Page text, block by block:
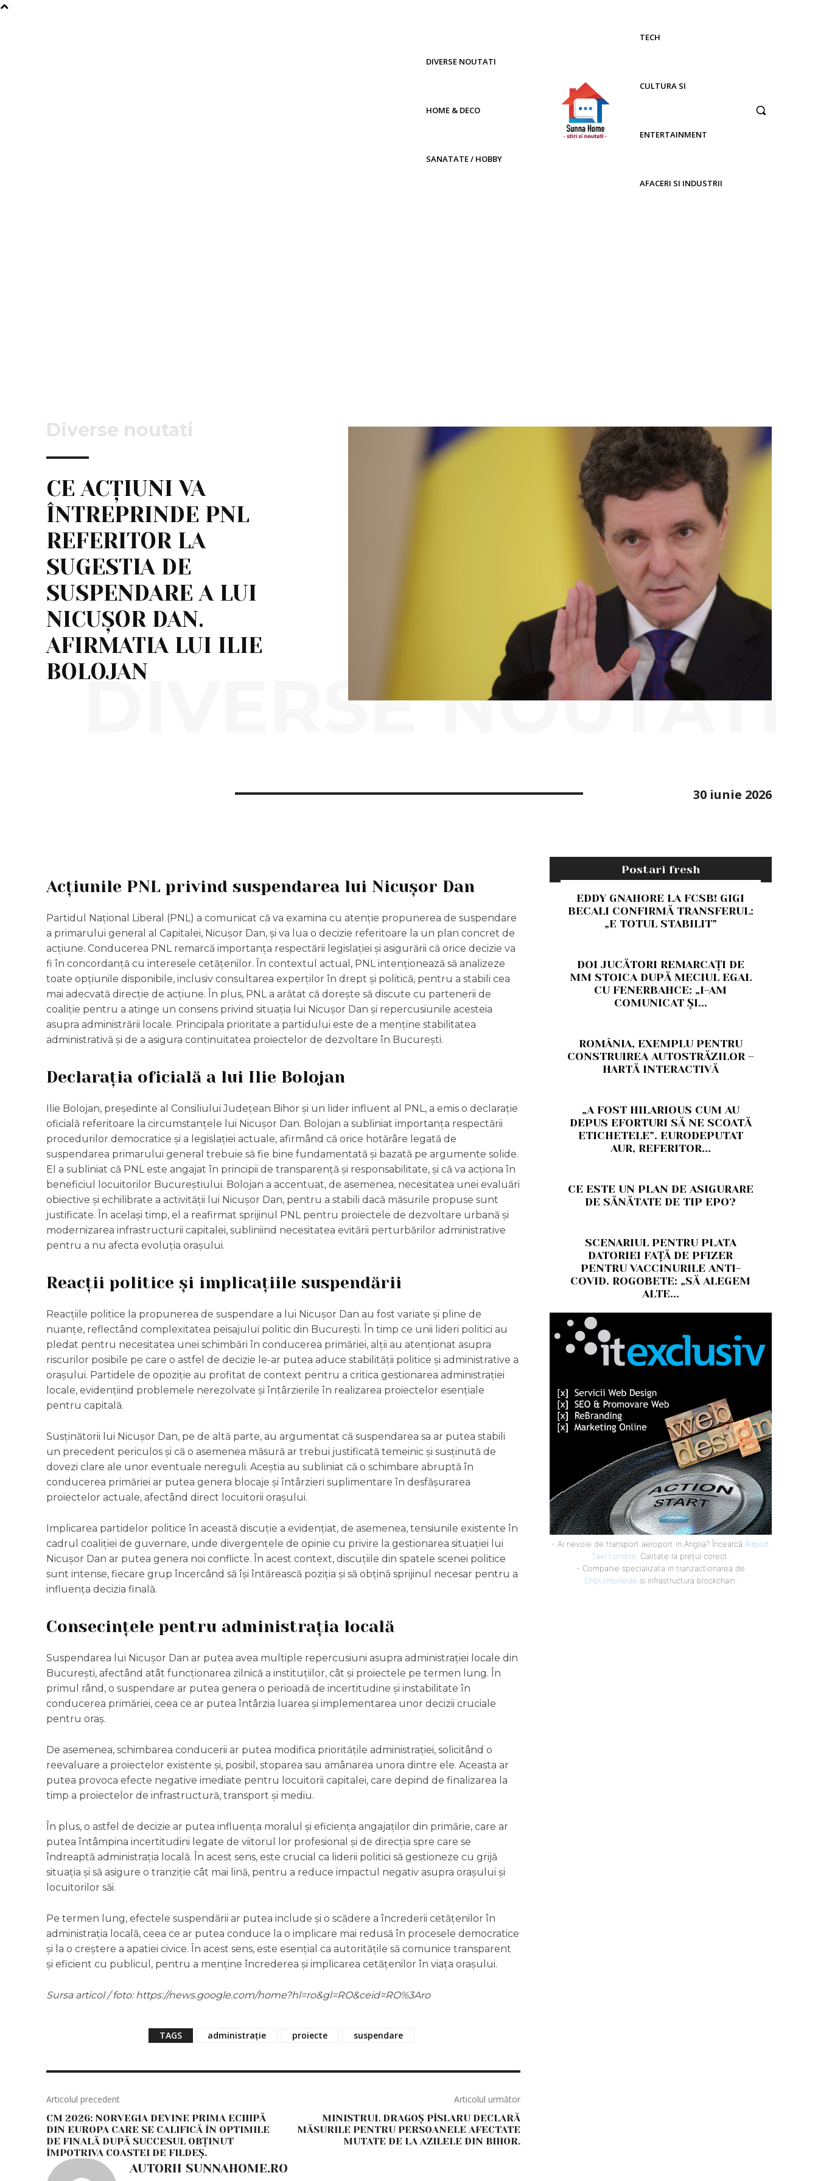
DIVERSE NOUTATI
HOME & DECO
SANATATE / HOBBY
TECH
CULTURA SI
ENTERTAINMENT
AFACERI SI INDUSTRII
Diverse noutati
CE ACȚIUNI VA
ÎNTREPRINDE PNL
REFERITOR LA
SUGESTIA DE
SUSPENDARE A LUI
NICUȘOR DAN.
AFIRMATIA LUI ILIE
BOLOJAN
DIVERSE NOUTATI
30 iunie 2026
Acțiunile PNL privind suspendarea lui Nicușor Dan
Partidul Național Liberal (PNL) a comunicat că va examina cu atenție propunerea de suspendare
a primarului general al Capitalei, Nicușor Dan, și va lua o decizie referitoare la un plan concret de
acțiune. Conducerea PNL remarcă importanța respectării legislației și asigurării că orice decizie va
fi în concordanță cu interesele cetățenilor. În contextul actual, PNL intenționează să analizeze
toate opțiunile disponibile, inclusiv consultarea experților în drept și politică, pentru a stabili cea
mai adecvată direcție de acțiune. În plus, PNL a arătat că dorește să discute cu partenerii de
coaliție pentru a atinge un consens privind situația lui Nicușor Dan și repercusiunile acesteia
asupra administrării locale. Principala prioritate a partidului este de a menține stabilitatea
administrativă și de a asigura continuitatea proiectelor de dezvoltare în București.
Declarația oficială a lui Ilie Bolojan
Ilie Bolojan, președinte al Consiliului Județean Bihor și un lider influent al PNL, a emis o declarație
oficială referitoare la circumstanțele lui Nicușor Dan. Bolojan a subliniat importanța respectării
procedurilor democratice și a legislației actuale, afirmând că orice hotărâre legată de
suspendarea primarului general trebuie să fie bine fundamentată și bazată pe argumente solide.
El a subliniat că PNL este angajat în principii de transparență și responsabilitate, și că va acționa în
beneficiul locuitorilor Bucureștiului. Bolojan a accentuat, de asemenea, necesitatea unei evaluări
obiective și echilibrate a activității lui Nicușor Dan, pentru a stabili dacă măsurile propuse sunt
justificate. În același timp, el a reafirmat sprijinul PNL pentru proiectele de dezvoltare urbană și
modernizarea infrastructurii capitalei, subliniind necesitatea evitării perturbărilor administrative
pentru a nu afecta evoluția orașului.
Reacții politice și implicațiile suspendării
Reacțiile politice la propunerea de suspendare a lui Nicușor Dan au fost variate și pline de
nuanțe, reflectând complexitatea peisajului politic din București. În timp ce unii lideri politici au
pledat pentru necesitatea unei schimbări în conducerea primăriei, alții au atenționat asupra
riscurilor posibile pe care o astfel de decizie le-ar putea aduce stabilității politice și administrative a
orașului. Partidele de opoziție au profitat de context pentru a critica gestionarea administrației
locale, evidențiind problemele nerezolvate și întârzierile în realizarea proiectelor esențiale
pentru capitală.
Susținătorii lui Nicușor Dan, pe de altă parte, au argumentat că suspendarea sa ar putea stabili
un precedent periculos și că o asemenea măsură ar trebui justificată temeinic și susținută de
dovezi clare ale unor eventuale nereguli. Aceștia au subliniat că o schimbare abruptă în
conducerea primăriei ar putea genera blocaje și întârzieri suplimentare în desfășurarea
proiectelor actuale, afectând direct locuitorii orașului.
Implicarea partidelor politice în această discuție a evidențiat, de asemenea, tensiunile existente în
cadrul coaliției de guvernare, unde divergențele de opinie cu privire la gestionarea situației lui
Nicușor Dan ar putea genera noi conflicte. În acest context, discuțiile din spatele scenei politice
sunt intense, fiecare grup încercând să își întărească poziția și să obțină sprijinul necesar pentru a
influența decizia finală.
Consecințele pentru administrația locală
Suspendarea lui Nicușor Dan ar putea avea multiple repercusiuni asupra administrației locale din
București, afectând atât funcționarea zilnică a instituțiilor, cât și proiectele pe termen lung. În
primul rând, o suspendare ar putea genera o perioadă de incertitudine și instabilitate în
conducerea primăriei, ceea ce ar putea întârzia luarea și implementarea unor decizii cruciale
pentru oraș.
De asemenea, schimbarea conducerii ar putea modifica prioritățile administrației, solicitând o
reevaluare a proiectelor existente și, posibil, stoparea sau amânarea unora dintre ele. Aceasta ar
putea provoca efecte negative imediate pentru locuitorii capitalei, care depind de finalizarea la
timp a proiectelor de infrastructură, transport și mediu.
În plus, o astfel de decizie ar putea influența moralul și eficiența angajaților din primărie, care ar
putea întâmpina incertitudini legate de viitorul lor profesional și de direcția spre care se
îndreaptă administrația locală. În acest sens, este crucial ca liderii politici să gestioneze cu grijă
situația și să asigure o tranziție cât mai lină, pentru a reduce impactul negativ asupra orașului și
locuitorilor săi.
Pe termen lung, efectele suspendării ar putea include și o scădere a încrederii cetățenilor în
administrația locală, ceea ce ar putea conduce la o implicare mai redusă în procesele democratice
și la o creștere a apatiei civice. În acest sens, este esențial ca autoritățile să comunice transparent
și eficient cu publicul, pentru a menține încrederea și implicarea cetățenilor în viața orașului.
Sursa articol / foto: https://news.google.com/home?hl=ro&gl=RO&ceid=RO%3Aro
TAGS administrație proiecte suspendare
Articolul precedent
CM 2026: NORVEGIA DEVINE PRIMA ECHIPĂ
DIN EUROPA CARE SE CALIFICĂ ÎN OPTIMILE
DE FINALĂ DUPĂ SUCCESUL OBȚINUT
ÎMPOTRIVA COASTEI DE FILDEȘ.
Articolul următor
MINISTRUL DRAGOȘ PÎSLARU DECLARĂ
MĂSURILE PENTRU PERSOANELE AFECTATE
MUTATE DE LA AZILELE DIN BIHOR.
AUTORII SUNNAHOME.RO
Postari fresh
EDDY GNAHORE LA FCSB! GIGI
BECALI CONFIRMĂ TRANSFERUL:
„E TOTUL STABILIT”
DOI JUCĂTORI REMARCAȚI DE
MM STOICA DUPĂ MECIUL EGAL
CU FENERBAHCE: „I-AM
COMUNICAT ȘI...
ROMÂNIA, EXEMPLU PENTRU
CONSTRUIREA AUTOSTRĂZILOR –
HARTĂ INTERACTIVĂ
„A FOST HILARIOUS CUM AU
DEPUS EFORTURI SĂ NE SCOATĂ
ETICHETELE”. EURODEPUTAT
AUR, REFERITOR...
CE ESTE UN PLAN DE ASIGURARE
DE SĂNĂTATE DE TIP EPO?
SCENARIUL PENTRU PLATA
DATORIEI FAȚĂ DE PFIZER
PENTRU VACCINURILE ANTI-
COVID. ROGOBETE: „SĂ ALEGEM
ALTE...
- Ai nevoie de transport aeroport in Anglia? ÎncearcăAirport
Taxi London. Calitate la prețul corect.
- Companie specializata in tranzactionarea de
Criptomonede si infrastructura blockchain.